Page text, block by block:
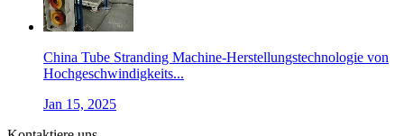
China Tube Stranding Machine-Herstellungstechnologie von
Hochgeschwindigkeits...
Jan 15, 2025